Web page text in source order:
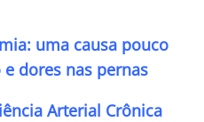
uma causa pouco
dores nas pernas
Arterial Crônica